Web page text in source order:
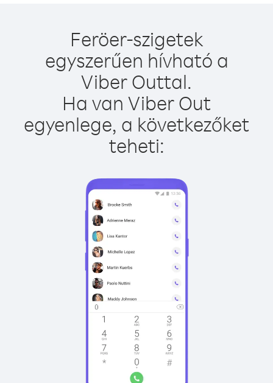
Feröer-szigetek
egyszerűen hívható a
Viber Outtal.
Ha van Viber Out
egyenlege, a következőket
teheti: